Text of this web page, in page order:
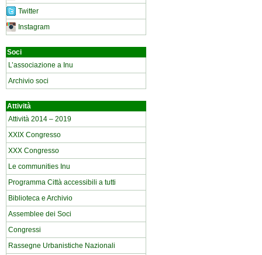
Twitter
Instagram
Soci
L’associazione a Inu
Archivio soci
Attività
Attività 2014 – 2019
XXIX Congresso
XXX Congresso
Le communities Inu
Programma Città accessibili a tutti
Biblioteca e Archivio
Assemblee dei Soci
Congressi
Rassegne Urbanistiche Nazionali